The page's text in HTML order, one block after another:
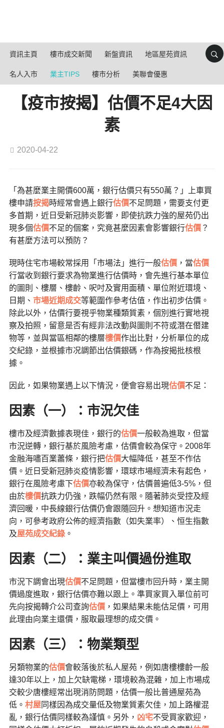
資訊主頁 樓市成交新聞 新盤資訊 地區屋苑資訊
名人入市 業主TIPS 樓市分析 美聯會優惠
【疫市按揭】估價不足4大因
素
2020-04-22
「為甚麼業主開價600萬，銀行估價只有550萬？」上車買
樓申請按揭時經常會遇上銀行估價不足問題，需要支付更
多首期，近日受新冠肺炎影響，即使抗跌力強的屋苑仍出
現多個估價不足的個案，究竟甚麼因素會影響銀行估價？
有甚麼方法可以預防？
現時住宅市場較常採用「市場法」進行一般估價，當估價
行當收到銀行要求為物業進行估價時，會先進行基本單位
的圖則、樓層、樓齡、呎吋及實用面積、單位附近環境、
日期、 市場近期成交等範圍作參考估值，作出初步估價。
除此以外，估價行要視乎物業種類質素，個別進行實地視
察及拍照，留意是否有經非法改動與圖則不符或潛在僭建
物等，並與當區相鄰的樓層樓價作出比對，分析單位的成
交紀錄，並根據市况調節出估價銀碼，作為按揭批核根
據。
因此，如果物業遇上以下情況，便會容易出現估價不足：
因素（一）：市況欠佳
樓市及經濟數據表現佳，銀行的估價一般較為進取，但當
市況逆轉，銀行基於風險考慮，估價會較為保守。2008年
金融海嘯百業蕭條，銀行把估價大幅降低，甚至不作估
價。近日受新冠肺炎疫情影響，環球市場經濟未有起色，
銀行在風險考慮下估價亦較為保守，估價普遍低3-5%，但
由於樓價抗跌力仍強，跌幅仍然有限。隨著肺炎受控及經
濟回暖，中長線銀行估價仍會跟隨回升。想知道市況走
向，可參考政府公佈的經濟指數（如失業率）、恒生指數
及屋苑成交紀錄。
因素（二）：業主叫價過份進取
市況下調會出現估價不足問題，但當樓市回升時，業主開
價過度進取，銀行估價亦難以跟上。準買家買入單位前可
先向按揭轉介公司查詢估價，如果結果未能估足價，可用
此理由向業主還價，服取最理想的成交價。
因素（三） ：物業類型
另類物業的估價會較落後於私人屋苑，例如唐樓樓齡一般
達30年以上，加上欠缺電梯，環境較為混雜，加上市場成
交較少唐樓經常出現消防問題，估價一般比普通屋苑為
低。 村屋同樣因為成交量低及物業質素欠佳，加上路權混
亂，銀行估價同樣較為謹慎。另外， 凶宅不受買家歡迎，